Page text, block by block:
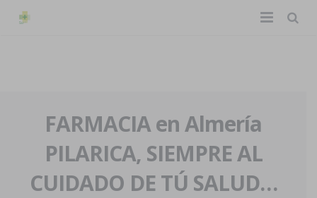
La farmacia
Nuestra historia
Nuestro equipo
Eventos
Servicios y reservas
FARMACIA en Almería
PILARICA, SIEMPRE AL
CUIDADO DE TÚ SALUD…